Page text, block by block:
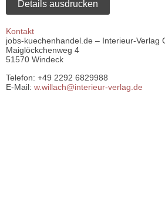
Details ausdrucken
Kontakt
jobs-kuechenhandel.de – Interieur-Verlag
Maiglöckchenweg 4
51570 Windeck
Telefon: +49 2292 6829988
E-Mail: w.willach@interieur-verlag.de